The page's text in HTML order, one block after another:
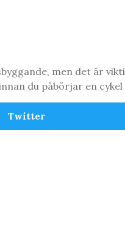
men det är
du påbörjar en
Twitter